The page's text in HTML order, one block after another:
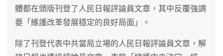
體都在頭版刊登了人民日報評論員文章，其中反覆強調
要「維護改革發展穩定的良好局面」。
除了刊登代表中共當局立場的人民日報評論員文章，解